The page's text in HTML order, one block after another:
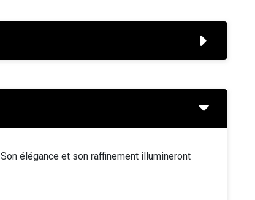
élégance et son raffinement illumineront